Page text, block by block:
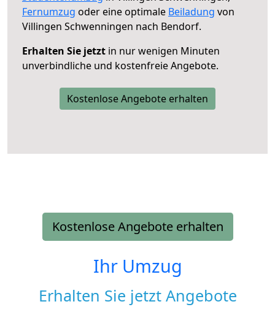
Fernumzug oder eine optimale Beiladung von
Villingen Schwenningen nach Bendorf.
Erhalten Sie jetzt in nur wenigen Minuten
unverbindliche und kostenfreie Angebote.
Kostenlose Angebote erhalten
Kostenlose Angebote erhalten
Ihr Umzug
Erhalten Sie jetzt Angebote